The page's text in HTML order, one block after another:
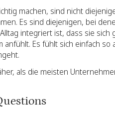
machen, sind nicht
Es sind diejenigen, bei
integriert ist, dass sie sich
anfühlt. Es fühlt sich einfach so
als die meisten